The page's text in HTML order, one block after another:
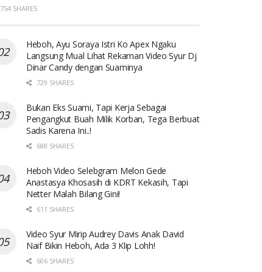
754 SHARES
Heboh, Ayu Soraya Istri Ko Apex Ngaku
Langsung Mual Lihat Rekaman Video Syur Dj
Dinar Candy dengan Suaminya
729 SHARES
Bukan Eks Suami, Tapi Kerja Sebagai
Pengangkut Buah Milik Korban, Tega Berbuat
Sadis Karena Ini..!
688 SHARES
Heboh Video Selebgram Melon Gede
Anastasya Khosasih di KDRT Kekasih, Tapi
Netter Malah Bilang Gini!
611 SHARES
Video Syur Mirip Audrey Davis Anak David
Naif Bikin Heboh, Ada 3 Klip Lohh!
606 SHARES